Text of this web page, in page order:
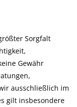
Sorgfalt
Gewähr
ausschließlich im
gilt insbesondere